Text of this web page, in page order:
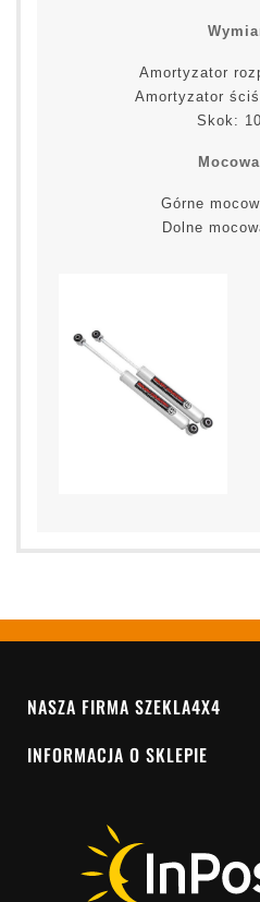
Amortyzator
Amortyzator
Skok:
Górne
Dolne
NASZA FIRMA SZEKLA4X4
INFORMACJA O SKLEPIE